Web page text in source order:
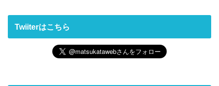
Twiiterはこちら